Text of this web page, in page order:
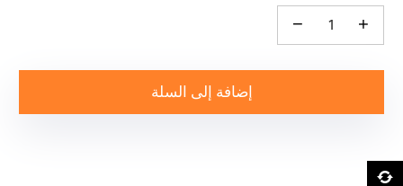
كمية LAPTOP ACER SPIN 14"T U5-115U SSD512 RAM16 DOS
إضافة إلى السلة